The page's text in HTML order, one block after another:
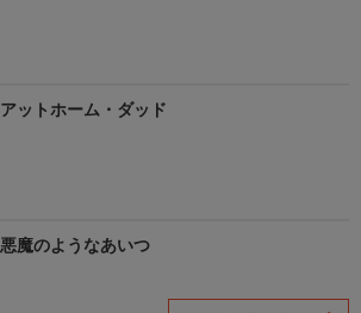
アットホーム・ダッド
悪魔のようなあいつ